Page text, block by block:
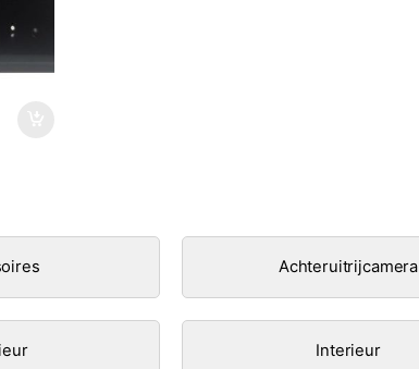
Achteruitrijcamera
Interieur